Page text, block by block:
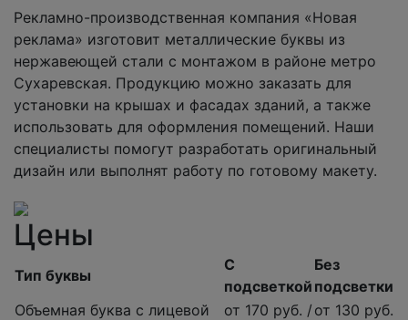
Рекламно-производственная компания «Новая
реклама» изготовит металлические буквы из
нержавеющей стали с монтажом в районе метро
Сухаревская. Продукцию можно заказать для
установки на крышах и фасадах зданий, а также
использовать для оформления помещений. Наши
специалисты помогут разработать оригинальный
дизайн или выполнят работу по готовому макету.
Цены
Тип буквы
С
подсветкой
Без
подсветки
Объемная буква с лицевой
от 170 руб. / от 130 руб.